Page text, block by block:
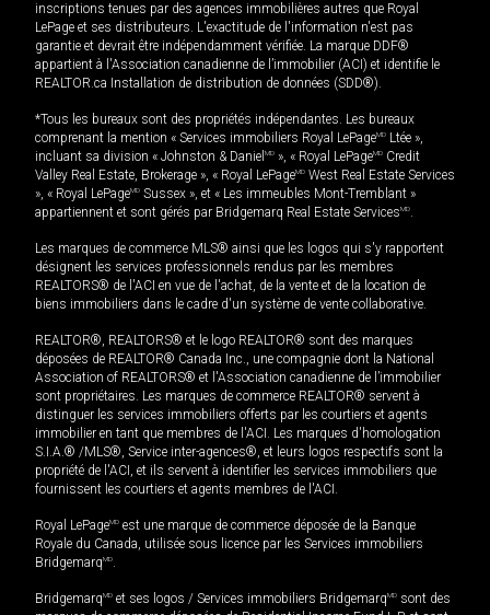
inscriptions tenues par des agences immobilières autres que Royal
LePage et ses distributeurs. L'exactitude de l'information n'est pas
garantie et devrait être indépendamment vérifiée. La marque DDF®
appartient à l'Association canadienne de l’immobilier (ACI) et identifie le
REALTOR.ca Installation de distribution de données (SDD®).
*Tous les bureaux sont des propriétés indépendantes. Les bureaux
comprenant la mention « Services immobiliers Royal LePageMD Ltée »,
incluant sa division « Johnston & Daniel MD », « Royal LePageMD Credit
Valley Real Estate, Brokerage », « Royal LePageMD West Real Estate Services
», « Royal LePageMD Sussex », et « Les immeubles Mont-Tremblant »
appartiennent et sont gérés par Bridgemarq Real Estate ServicesMD.
Les marques de commerce MLS® ainsi que les logos qui s'y rapportent
désignent les services professionnels rendus par les membres
REALTORS® de l'ACI en vue de l'achat, de la vente et de la location de
biens immobiliers dans le cadre d'un système de vente collaborative.
REALTOR®, REALTORS® et le logo REALTOR® sont des marques
déposées de REALTOR® Canada Inc., une compagnie dont la National
Association of REALTORS® et l'Association canadienne de l’immobilier
sont propriétaires. Les marques de commerce REALTOR® servent à
distinguer les services immobiliers offerts par les courtiers et agents
immobilier en tant que membres de l'ACI. Les marques d'homologation
S.I.A.® /MLS®, Service inter-agences®, et leurs logos respectifs sont la
propriété de l'ACI, et ils servent à identifier les services immobiliers que
fournissent les courtiers et agents membres de l'ACI.
Royal LePageMD est une marque de commerce déposée de la Banque
Royale du Canada, utilisée sous licence par les Services immobiliers
BridgemarqMD.
BridgemarqMD et ses logos / Services immobiliers BridgemarqMD sont des